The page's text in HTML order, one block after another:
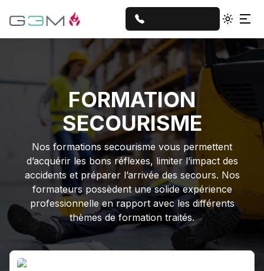
Toggle
FORMATION
SECOURISME
Nos formations secourisme vous permettent
d’acquérir les bons réflexes, limiter l’impact des
accidents et préparer l’arrivée des secours. Nos
formateurs possèdent une solide expérience
professionnelle en rapport avec les différents
thèmes de formation traités.